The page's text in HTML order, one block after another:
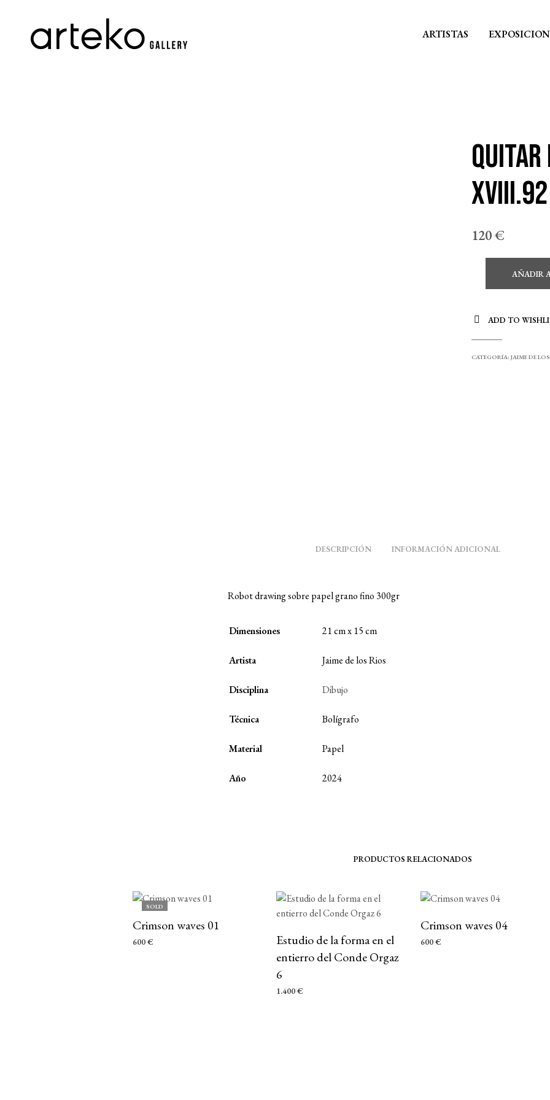
ARTISTAS
XVIII.92
120€
AÑADIR
ADD TO
CATEGORÍA:JAIME DE
DESCRIPCIÓN INFORMACIÓN ADICIONAL
Robot drawing sobre papel grano fino 300gr
Dimensiones 21 cm x 15 cm
Artista Jaime de los Rios
Disciplina Dibujo
Técnica Bolígrafo
Material Papel
Año 2024
PRODUCTOS RELACIONADOS
SOLD
Crimson waves 01
600€
Estudio de la forma en el
entierro del Conde Orgaz
6
1.400€
Crimson waves 04
600€